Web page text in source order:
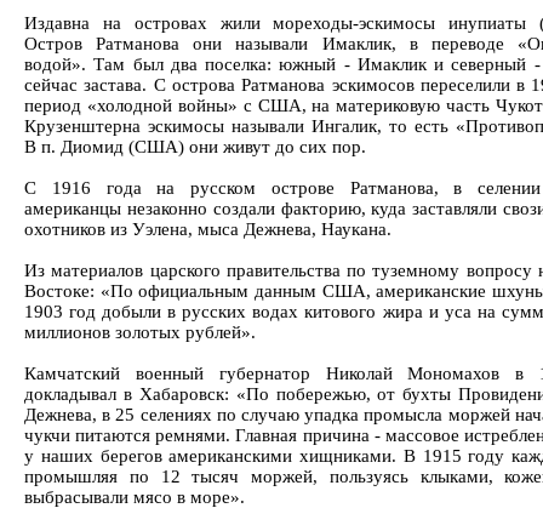
Издавна на островах жили мореходы-эскимосы инупиаты
Остров Ратманова они называли Имаклик, в переводе
водой». Там был два поселка: южный - Имаклик и северный -
сейчас застава. С острова Ратманова эскимосов переселили в
период «холодной войны» с США, на материковую часть
Крузенштерна эскимосы называли Ингалик, то есть
В п. Диомид (США) они живут до сих пор.
С 1916 года на русском острове Ратманова, в
американцы незаконно создали факторию, куда заставляли
охотников из Уэлена, мыса Дежнева, Наукана.
Из материалов царского правительства по туземному вопросу
Востоке: «По официальным данным США, американские
1903 год добыли в русских водах китового жира и уса на
миллионов золотых рублей».
Камчатский военный губернатор Николай Мономахов в
докладывал в Хабаровск: «По побережью, от бухты
Дежнева, в 25 селениях по случаю упадка промысла моржей
чукчи питаются ремнями. Главная причина - массовое
у наших берегов американскими хищниками. В 1915 году
промышляя по 12 тысяч моржей, пользуясь клыками,
выбрасывали мясо в море».